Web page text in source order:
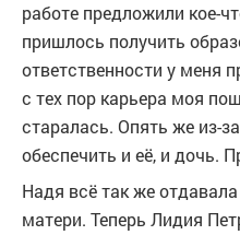
работе предложили кое-
пришлось получить
ответственности у меня
с тех пор карьера моя
старалась. Опять же из-
обеспечить и её, и дочь.
Надя всё так же
матери. Теперь Лидия